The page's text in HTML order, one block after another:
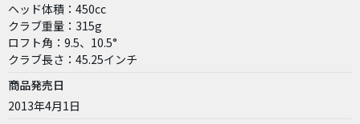
ヘッド体積：450cc
クラブ重量：315g
ロフト角：9.5、10.5°
クラブ長さ：45.25インチ
商品発売日
2013年4月1日